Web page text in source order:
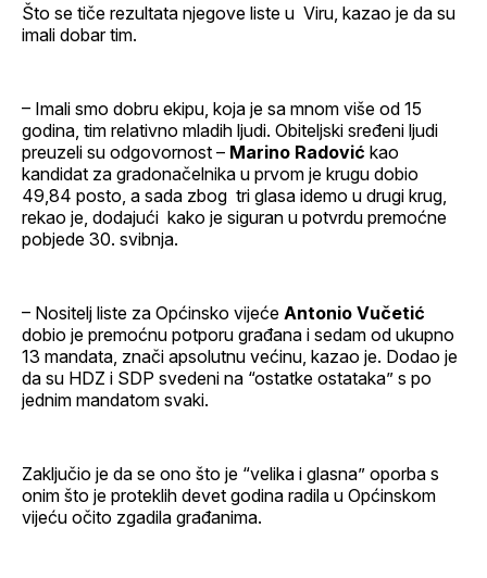
Što se tiče rezultata njegove liste u Viru, kazao je da su
imali dobar tim.
– Imali smo dobru ekipu, koja je sa mnom više od 15
godina, tim relativno mladih ljudi. Obiteljski sređeni ljudi
preuzeli su odgovornost – Marino Radović kao
kandidat za gradonačelnika u prvom je krugu dobio
49,84 posto, a sada zbog tri glasa idemo u drugi krug,
rekao je, dodajući kako je siguran u potvrdu premoćne
pobjede 30. svibnja.
– Nositelj liste za Općinsko vijeće Antonio Vučetić
dobio je premoćnu potporu građana i sedam od ukupno
13 mandata, znači apsolutnu većinu, kazao je. Dodao je
da su HDZ i SDP svedeni na “ostatke ostataka” s po
jednim mandatom svaki.
Zaključio je da se ono što je “velika i glasna” oporba s
onim što je proteklih devet godina radila u Općinskom
vijeću očito zgadila građanima.